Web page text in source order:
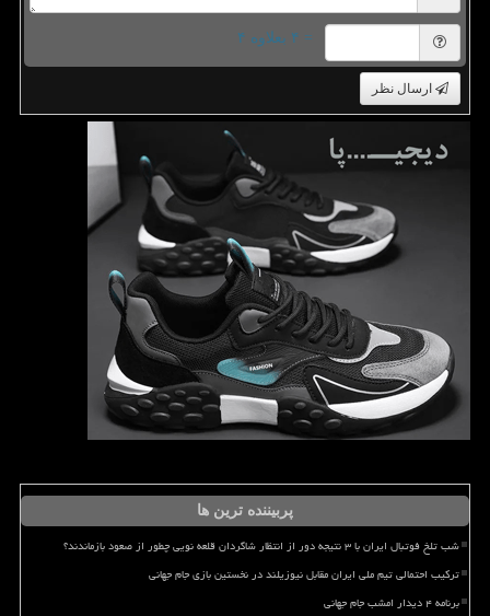
= ۴ بعلاوه ۴
ارسال نظر
پربیننده ترین ها
شب تلخ فوتبال ایران با ۳ نتیجه دور از انتظار شاگردان قلعه نویی چطور از صعود بازماندند؟
ترکیب احتمالی تیم ملی ایران مقابل نیوزیلند در نخستین بازی جام جهانی
برنامه ۴ دیدار امشب جام جهانی